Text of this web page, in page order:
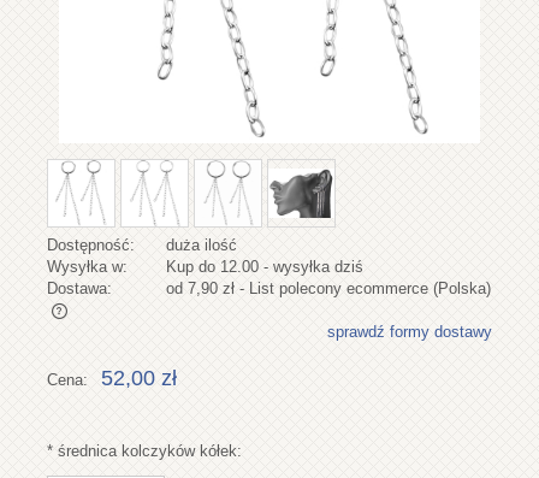
Dostępność:
duża ilość
Wysyłka w:
Kup do 12.00 - wysyłka dziś
Dostawa:
od 7,90 zł - List polecony ecommerce (Polska)
Cena nie zawiera ewentualnych kosztów płatności
sprawdź formy dostawy
Cena: 52,00 zł
* średnica kolczyków kółek: